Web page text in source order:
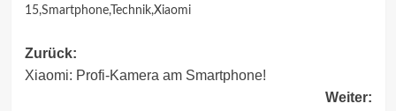
15,Smartphone,Technik,Xiaomi
Beitragsnavigation
Zurück:
Xiaomi: Profi-Kamera am Smartphone!
Weiter: